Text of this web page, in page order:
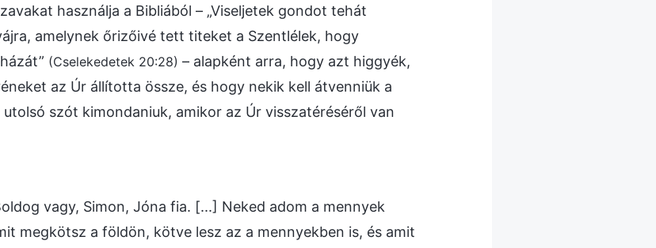
használja a Bibliából – „Viseljetek gondot tehát
amelynek őrizőivé tett titeket a Szentlélek, hogy
(Cselekedetek 20:28) – alapként arra, hogy azt higgyék,
az Úr állította össze, és hogy nekik kell átvenniük a
szót kimondaniuk, amikor az Úr visszatéréséről van
vagy, Simon, Jóna fia. [...] Neked adom a mennyek
megkötsz a földön, kötve lesz az a mennyekben is, és amit